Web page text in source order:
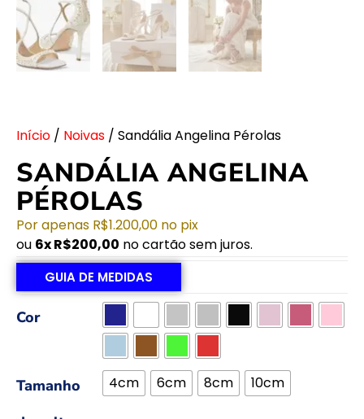
Início / Noivas / Sandália Angelina Pérolas
SANDÁLIA ANGELINA
PÉROLAS
Por apenas R$1.200,00 no pix
ou 6xR$200,00 no cartão sem juros.
GUIA DE MEDIDAS
Cor
Tamanho
4cm 6cm 8cm 10cm